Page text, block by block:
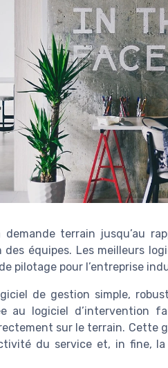
terrain jusqu’au
équipes. Les meilleurs
pilotage pour l’entreprise
de gestion simple,
au logiciel d’intervention
sur le terrain. Cette
du service et, in fine,